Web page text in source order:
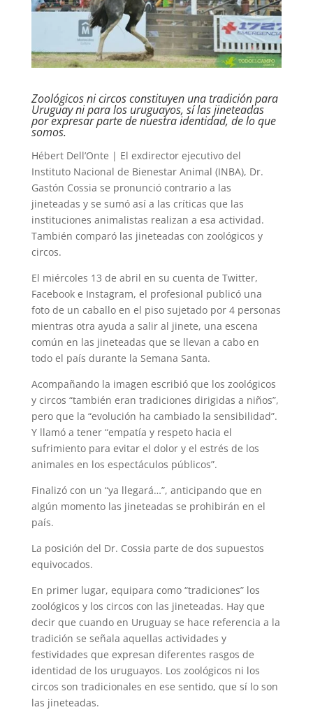
Zoológicos ni circos constituyen una tradición para
Uruguay ni para los uruguayos, sí las jineteadas
por expresar parte de nuestra identidad, de lo que
somos.
Hébert Dell’Onte | El exdirector ejecutivo del
Instituto Nacional de Bienestar Animal (INBA), Dr.
Gastón Cossia se pronunció contrario a las
jineteadas y se sumó así a las críticas que las
instituciones animalistas realizan a esa actividad.
También comparó las jineteadas con zoológicos y
circos.
El miércoles 13 de abril en su cuenta de Twitter,
Facebook e Instagram, el profesional publicó una
foto de un caballo en el piso sujetado por 4 personas
mientras otra ayuda a salir al jinete, una escena
común en las jineteadas que se llevan a cabo en
todo el país durante la Semana Santa.
Acompañando la imagen escribió que los zoológicos
y circos “también eran tradiciones dirigidas a niños”,
pero que la “evolución ha cambiado la sensibilidad”.
Y llamó a tener “empatía y respeto hacia el
sufrimiento para evitar el dolor y el estrés de los
animales en los espectáculos públicos”.
Finalizó con un “ya llegará…”, anticipando que en
algún momento las jineteadas se prohibirán en el
país.
La posición del Dr. Cossia parte de dos supuestos
equivocados.
En primer lugar, equipara como “tradiciones” los
zoológicos y los circos con las jineteadas. Hay que
decir que cuando en Uruguay se hace referencia a la
tradición se señala aquellas actividades y
festividades que expresan diferentes rasgos de
identidad de los uruguayos. Los zoológicos ni los
circos son tradicionales en ese sentido, que sí lo son
las jineteadas.